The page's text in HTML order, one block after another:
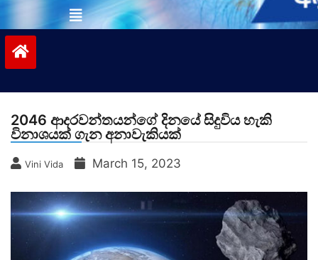
2046 ආදරවන්තයන්ගේ දිනයේ සිදුවිය හැකි
විනාශයක් ගැන අනාවැකියක්
Vini Vida March 15, 2023